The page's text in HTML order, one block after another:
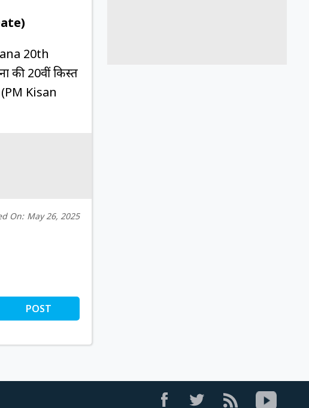
20th
की 20वीं किस्त
Kisan
On: May 26, 2025
POST